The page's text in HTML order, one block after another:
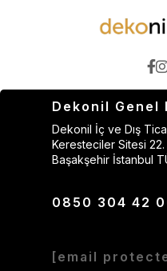
Dekonil Genel
Dekonil İç ve Dış
Keresteciler Sitesi
Başakşehir İstanbul
0850 304 42
[email